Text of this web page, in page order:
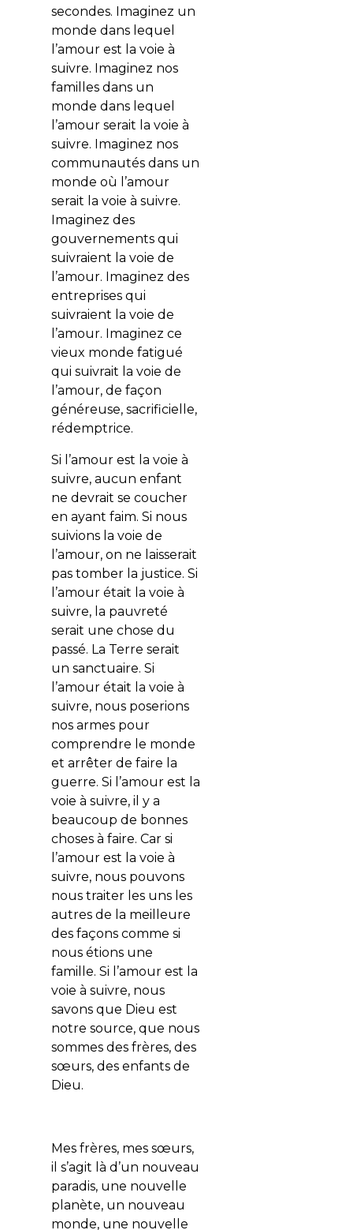
secondes. Imaginez un
monde dans lequel
l’amour est la voie à
suivre. Imaginez nos
familles dans un
monde dans lequel
l’amour serait la voie à
suivre. Imaginez nos
communautés dans un
monde où l’amour
serait la voie à suivre.
Imaginez des
gouvernements qui
suivraient la voie de
l’amour. Imaginez des
entreprises qui
suivraient la voie de
l’amour. Imaginez ce
vieux monde fatigué
qui suivrait la voie de
l’amour, de façon
généreuse, sacrificielle,
rédemptrice.
Si l’amour est la voie à
suivre, aucun enfant
ne devrait se coucher
en ayant faim. Si nous
suivions la voie de
l’amour, on ne laisserait
pas tomber la justice. Si
l’amour était la voie à
suivre, la pauvreté
serait une chose du
passé. La Terre serait
un sanctuaire. Si
l’amour était la voie à
suivre, nous poserions
nos armes pour
comprendre le monde
et arrêter de faire la
guerre. Si l’amour est la
voie à suivre, il y a
beaucoup de bonnes
choses à faire. Car si
l’amour est la voie à
suivre, nous pouvons
nous traiter les uns les
autres de la meilleure
des façons comme si
nous étions une
famille. Si l’amour est la
voie à suivre, nous
savons que Dieu est
notre source, que nous
sommes des frères, des
sœurs, des enfants de
Dieu.
Mes frères, mes sœurs,
il s’agit là d’un nouveau
paradis, une nouvelle
planète, un nouveau
monde, une nouvelle